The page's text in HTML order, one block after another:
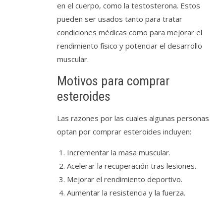
en el cuerpo, como la testosterona. Estos
pueden ser usados tanto para tratar
condiciones médicas como para mejorar el
rendimiento físico y potenciar el desarrollo
muscular.
Motivos para comprar
esteroides
Las razones por las cuales algunas personas
optan por comprar esteroides incluyen:
Incrementar la masa muscular.
Acelerar la recuperación tras lesiones.
Mejorar el rendimiento deportivo.
Aumentar la resistencia y la fuerza.